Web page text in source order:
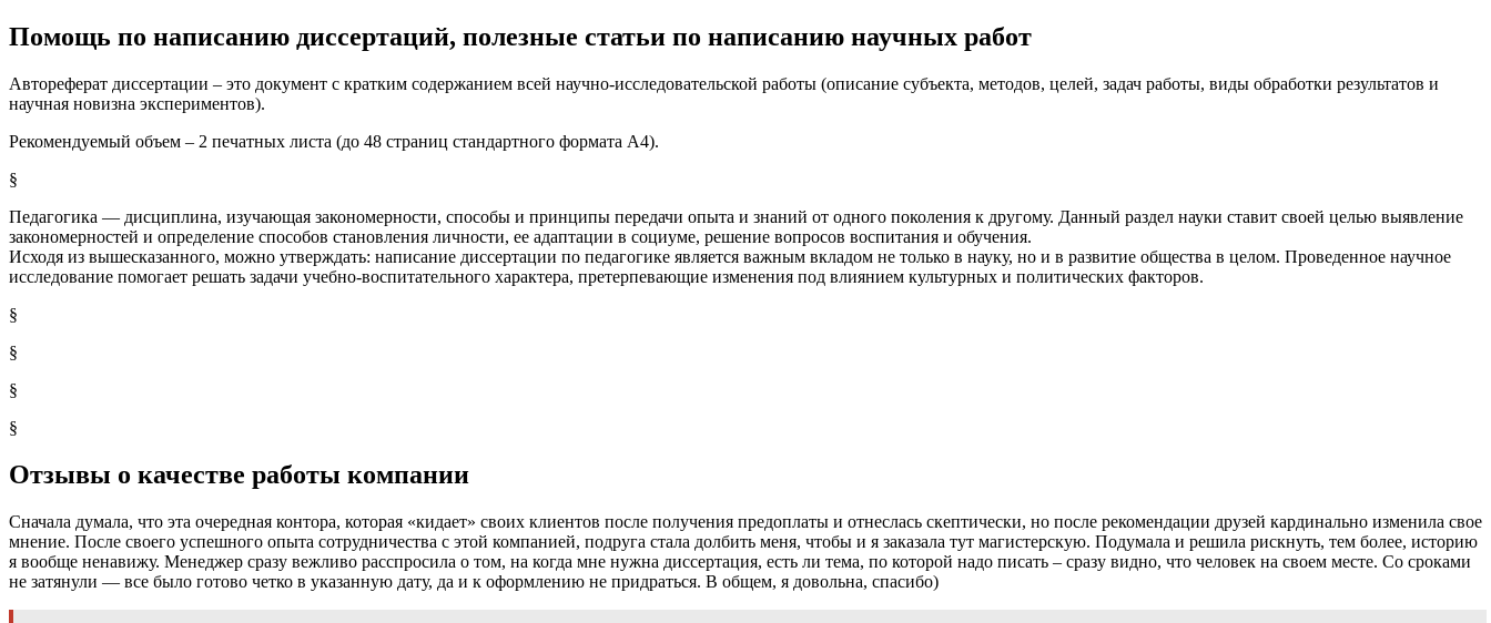
Помощь по написанию диссертаций, полезные статьи по написанию научных работ
Автореферат диссертации – это документ с кратким содержанием всей научно-исследовательской работы (описание субъекта, методов, целей, задач работы, виды обработки результатов и
научная новизна экспериментов).
Рекомендуемый объем – 2 печатных листа (до 48 страниц стандартного формата А4).
§
Педагогика — дисциплина, изучающая закономерности, способы и принципы передачи опыта и знаний от одного поколения к другому. Данный раздел науки ставит своей целью выявление
закономерностей и определение способов становления личности, ее адаптации в социуме, решение вопросов воспитания и обучения.
Исходя из вышесказанного, можно утверждать: написание диссертации по педагогике является важным вкладом не только в науку, но и в развитие общества в целом. Проведенное научное
исследование помогает решать задачи учебно-воспитательного характера, претерпевающие изменения под влиянием культурных и политических факторов.
§
§
§
§
Отзывы о качестве работы компании
Сначала думала, что эта очередная контора, которая «кидает» своих клиентов после получения предоплаты и отнеслась скептически, но после рекомендации друзей кардинально изменила свое
мнение. После своего успешного опыта сотрудничества с этой компанией, подруга стала долбить меня, чтобы и я заказала тут магистерскую. Подумала и решила рискнуть, тем более, историю
я вообще ненавижу. Менеджер сразу вежливо расспросила о том, на когда мне нужна диссертация, есть ли тема, по которой надо писать – сразу видно, что человек на своем месте. Со сроками
не затянули — все было готово четко в указанную дату, да и к оформлению не придраться. В общем, я довольна, спасибо)